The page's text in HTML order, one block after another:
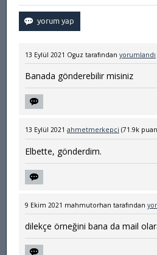
13 Eylül 2021 Oguz tarafından yorumlandı
Banada gönderebilir misiniz
13 Eylül 2021 ahmetmerkepci (71.9k
Elbette, gönderdim.
9 Ekim 2021 mahmutorhan tarafından
dilekçe örneğini bana da mail